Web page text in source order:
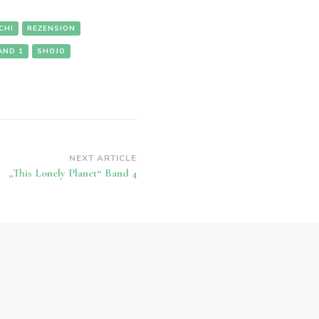
REZENSION
1 SHOJO
NEXT ARTICLE
„This Lonely Planet“ Band 4